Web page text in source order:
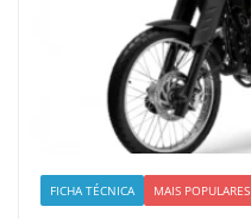
FICHA TÉCNICA MAIS POPULARES